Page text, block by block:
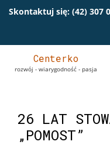
Skontaktuj się: (42) 307
Centerko
rozwój - wiarygodność - pasja
26 LAT
„POMOST”